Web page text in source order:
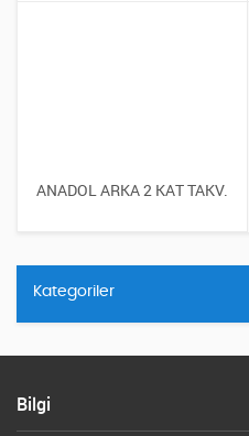
ANADOL ARKA 2 KAT TAKV.
Kategoriler
Bilgi